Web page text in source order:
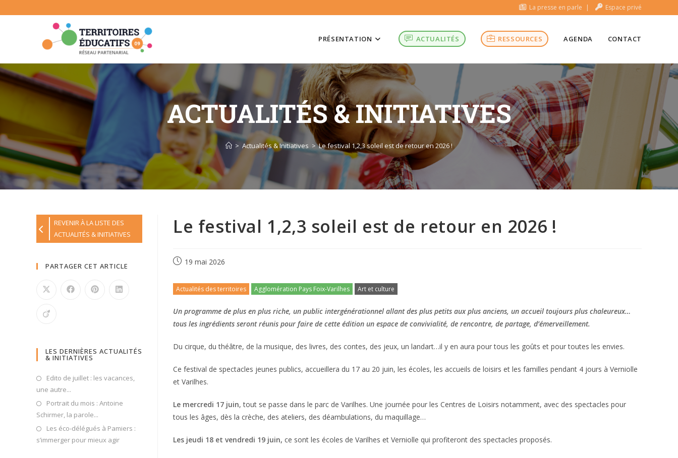
to
La presse en parle Espace privé
PRÉSENTATION ACTUALITÉS RESSOURCES AGENDA CONTACT
ACTUALITÉS & INITIATIVES
> Actualités & Initiatives > Le festival 1,2,3 soleil est de retour en 2026 !
Le festival 1,2,3 soleil est de retour en 2026 !
19 mai 2026
Actualités des territoires Agglomération Pays Foix-Varilhes Art et culture
Un programme de plus en plus riche, un public intergénérationnel allant des plus petits aux plus anciens, un accueil toujours plus chaleureux…
tous les ingrédients seront réunis pour faire de cette édition un espace de convivialité, de rencontre, de partage, d’émerveillement.
Du cirque, du théâtre, de la musique, des livres, des contes, des jeux, un landart…il y en aura pour tous les goûts et pour toutes les envies.
Ce festival de spectacles jeunes publics, accueillera du 17 au 20 juin, les écoles, les accueils de loisirs et les familles pendant 4 jours à Verniolle
et Varilhes.
Le mercredi 17 juin, tout se passe dans le parc de Varilhes. Une journée pour les Centres de Loisirs notamment, avec des spectacles pour
tous les âges, dès la crèche, des ateliers, des déambulations, du maquillage…
Les jeudi 18 et vendredi 19 juin, ce sont les écoles de Varilhes et Verniolle qui profiteront des spectacles proposés.
REVENIR À LA LISTE DES
ACTUALITÉS & INITIATIVES
PARTAGER CET ARTICLE
LES DERNIÈRES ACTUALITÉS
& INITIATIVES
Edito de juillet : les vacances,
une autre...
Portrait du mois : Antoine
Schirmer, la parole...
Les éco-délégués à Pamiers :
s’immerger pour mieux agir